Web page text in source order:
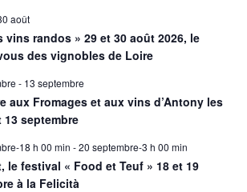
août
vins randos » 29 et 30 août 2026, le
des vignobles de Loire
- 13 septembre
aux Fromages et aux vins d’Antony les
13 septembre
18 h 00 min -20 septembre-3 h 00 min
le festival « Food et Teuf » 18 et 19
à la Felicità